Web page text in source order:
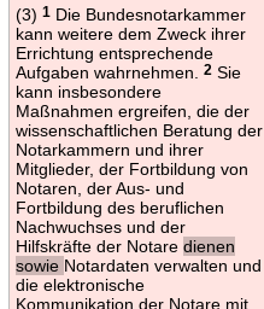
(3) 1Die Bundesnotarkammer
kann weitere dem Zweck ihrer
Errichtung entsprechende
Aufgaben wahrnehmen.
2Sie
kann insbesondere
Maßnahmen ergreifen, die der
wissenschaftlichen Beratung der
Notarkammern und ihrer
Mitglieder, der Fortbildung von
Notaren, der Aus- und
Fortbildung des beruflichen
Nachwuchses und der
Hilfskräfte der Notare dienen
sowie Notardaten verwalten und
die elektronische
Kommunikation der Notare mit